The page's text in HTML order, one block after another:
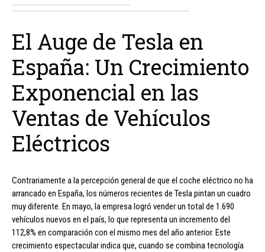
El Auge de Tesla en
España: Un Crecimiento
Exponencial en las
Ventas de Vehículos
Eléctricos
Contrariamente a la percepción general de que el coche eléctrico no ha
arrancado en España, los números recientes de Tesla pintan un cuadro
muy diferente. En mayo, la empresa logró vender un total de 1.690
vehículos nuevos en el país, lo que representa un incremento del
112,8% en comparación con el mismo mes del año anterior. Este
crecimiento espectacular indica que, cuando se combina tecnología